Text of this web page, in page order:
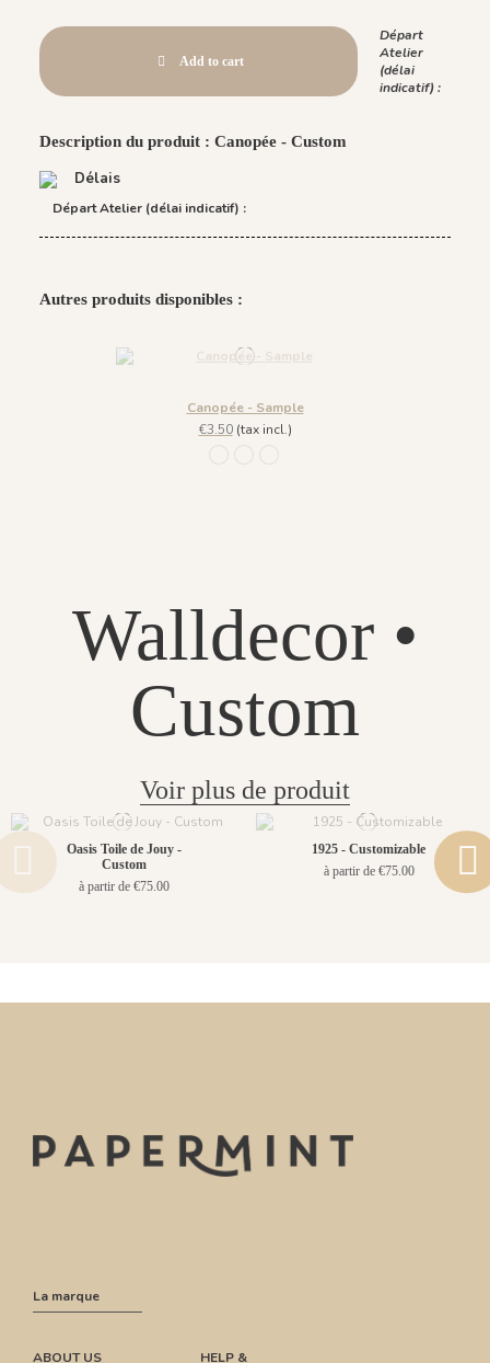
Add to cart
Départ
Atelier
(délai
indicatif) :
Description du produit : Canopée - Custom
Délais
Départ Atelier (délai indicatif) :
Autres produits disponibles :
Canopée - Sample
€3.50(tax incl.)
Walldecor •
Custom
Voir plus de produit
Oasis Toile de Jouy -
Custom
à partir de €75.00
1925 - Customizable
à partir de €75.00
La marque
ABOUT US HELP &